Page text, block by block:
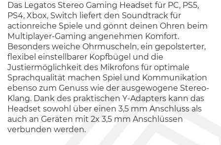
Das Legatos Stereo Gaming Headset für PC, PS5,
PS4, Xbox, Switch liefert den Soundtrack für
actionreiche Spiele und gönnt deinen Ohren beim
Multiplayer-Gaming angenehmen Komfort.
Besonders weiche Ohrmuscheln, ein gepolsterter,
flexibel einstellbarer Kopfbügel und die
Justiermöglichkeit des Mikrofons für optimale
Sprachqualität machen Spiel und Kommunikation
ebenso zum Genuss wie der ausgewogene Stereo-
Klang. Dank des praktischen Y-Adapters kann das
Headset sowohl über einen 3,5 mm Anschluss als
auch an Geräten mit 2x 3,5 mm Anschlüssen
verbunden werden.